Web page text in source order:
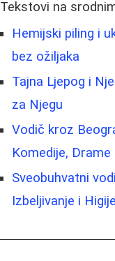
Tekstovi na
Hemijski piling i
bez ožiljaka
Tajna Ljepog i
za Njegu
Vodič kroz
Komedije,
Sveobuhvatni
Izbeljivanje i